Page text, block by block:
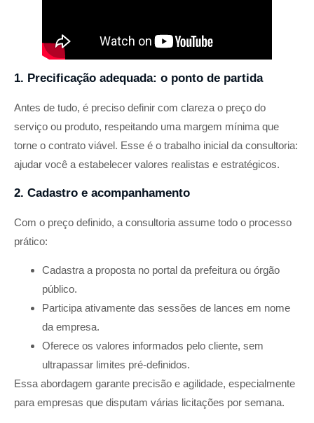
1. Precificação adequada: o ponto de partida
Antes de tudo, é preciso definir com clareza o preço do
serviço ou produto, respeitando uma margem mínima que
torne o contrato viável. Esse é o trabalho inicial da consultoria:
ajudar você a estabelecer valores realistas e estratégicos.
2. Cadastro e acompanhamento
Com o preço definido, a consultoria assume todo o processo
prático:
Cadastra a proposta no portal da prefeitura ou órgão
público.
Participa ativamente das sessões de lances em nome
da empresa.
Oferece os valores informados pelo cliente, sem
ultrapassar limites pré-definidos.
Essa abordagem garante precisão e agilidade, especialmente
para empresas que disputam várias licitações por semana.